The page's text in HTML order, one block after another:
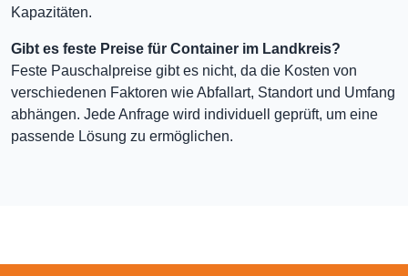
Kapazitäten.
Gibt es feste Preise für Container im Landkreis?
Feste Pauschalpreise gibt es nicht, da die Kosten von
verschiedenen Faktoren wie Abfallart, Standort und Umfang
abhängen. Jede Anfrage wird individuell geprüft, um eine
passende Lösung zu ermöglichen.